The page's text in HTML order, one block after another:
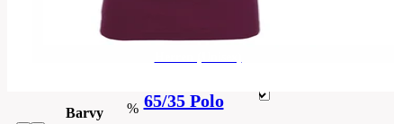
Heather
%
63-218-041
Barvy
65/35 Polo